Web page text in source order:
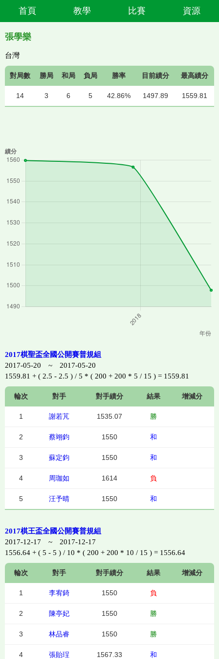
首頁 教學 比賽 資源
張學樂
台灣
對局數 勝局 和局 負局 勝率 目前績分 最高績分
14 3 6 5 42.86% 1497.89 1559.81
2017棋聖盃全國公開賽普規組
2017-05-20 ~ 2017-05-20
1559.81 + ( 2.5 - 2.5 ) / 5 * ( 200 + 200 * 5 / 15 ) = 1559.81
輪次 對手 對手績分 結果 增減分
1 謝若芃 1535.07 勝
2 蔡翊鈞 1550 和
3 蘇定鈞 1550 和
4 周珈如 1614 負
5 汪予晴 1550 和
2017棋王盃全國公開賽普規組
2017-12-17 ~ 2017-12-17
1556.64 + ( 5 - 5 ) / 10 * ( 200 + 200 * 10 / 15 ) = 1556.64
輪次 對手 對手績分 結果 增減分
1 李宥錡 1550 負
2 陳亭妃 1550 勝
3 林品睿 1550 勝
4 張貽珵 1567.33 和